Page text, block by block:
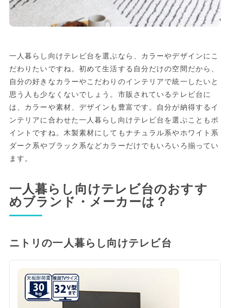
一人暮らし向けテレビ台を選ぶなら、カラーやデザインにこ
だわりたいですね。初めて生活する自分だけの空間だから、
自分の好きなカラーやこだわりのインテリアで統一したいと
思う人も少なくないでしょう。市販されているテレビ台に
は、カラーや素材、デザインも豊富です。自分が納得するイ
ンテリアに合わせた一人暮らし向けテレビ台を選ぶこともポ
イントですね。木製素材にしてもナチュラル系やホワイト系
ダーク系やブラック系などカラーだけでもいろいろ揃ってい
ます。
一人暮らし向けテレビ台のおすす
めブランド・メーカーは？
ニトリの一人暮らし向けテレビ台